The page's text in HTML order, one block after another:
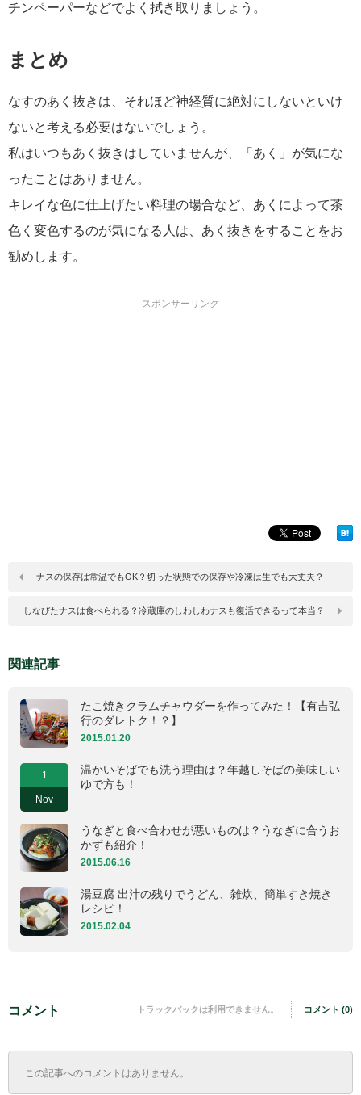
チンペーパーなどでよく拭き取りましょう。
まとめ
なすのあく抜きは、それほど神経質に絶対にしないといけ
ないと考える必要はないでしょう。
私はいつもあく抜きはしていませんが、「あく」が気にな
ったことはありません。
キレイな色に仕上げたい料理の場合など、あくによって茶
色く変色するのが気になる人は、あく抜きをすることをお
勧めします。
スポンサーリンク
ナスの保存は常温でもOK？切った状態での保存や冷凍は生でも大丈夫？
しなびたナスは食べられる？冷蔵庫のしわしわナスも復活できるって本当？
関連記事
たこ焼きクラムチャウダーを作ってみた！【有吉弘
行のダレトク！？】
2015.01.20
1
Nov
温かいそばでも洗う理由は？年越しそばの美味しい
ゆで方も！
うなぎと食べ合わせが悪いものは？うなぎに合うお
かずも紹介！
2015.06.16
湯豆腐 出汁の残りでうどん、雑炊、簡単すき焼き
レシピ！
2015.02.04
コメント トラックバックは利用できません。 コメント (0)
この記事へのコメントはありません。